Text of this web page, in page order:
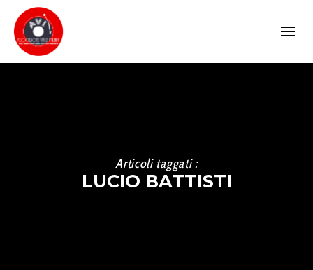
Articoli taggati :
LUCIO BATTISTI